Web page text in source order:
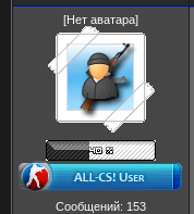
[Нет аватара]
Сообщений: 153